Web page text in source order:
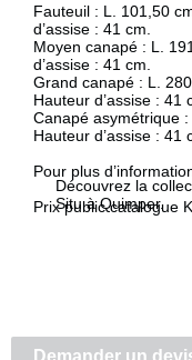
Fauteuil : L. 101,50
d’assise : 41 cm.
Moyen canapé : L.
d’assise : 41 cm.
Grand canapé : L.
Hauteur d’assise : 41
Canapé asymétrique
Hauteur d’assise : 41
Pour plus
Prix public catalogue
Découvrez la
Situ à Quimper.
Demander un